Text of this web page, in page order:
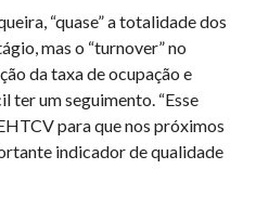
“quase” a totalidade dos
mas o “turnover” no
da taxa de ocupação e
ter um seguimento. “Esse
para que nos próximos
indicador de qualidade